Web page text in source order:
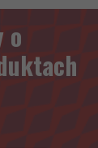
o